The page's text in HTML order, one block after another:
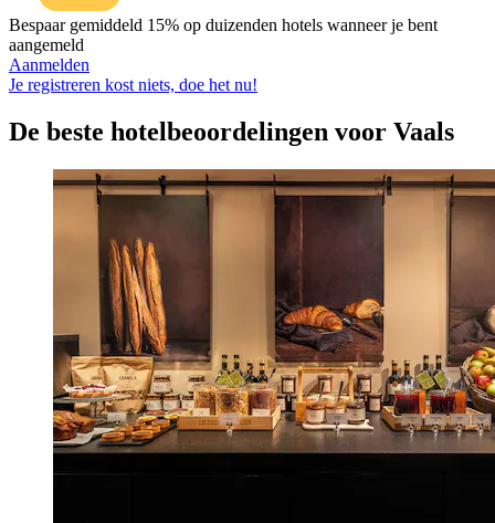
Bespaar gemiddeld 15% op duizenden hotels wanneer je bent
aangemeld
Aanmelden
Je registreren kost niets, doe het nu!
De beste hotelbeoordelingen voor Vaals